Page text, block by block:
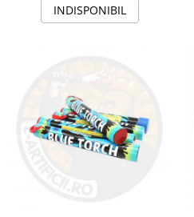
INDISPONIBIL